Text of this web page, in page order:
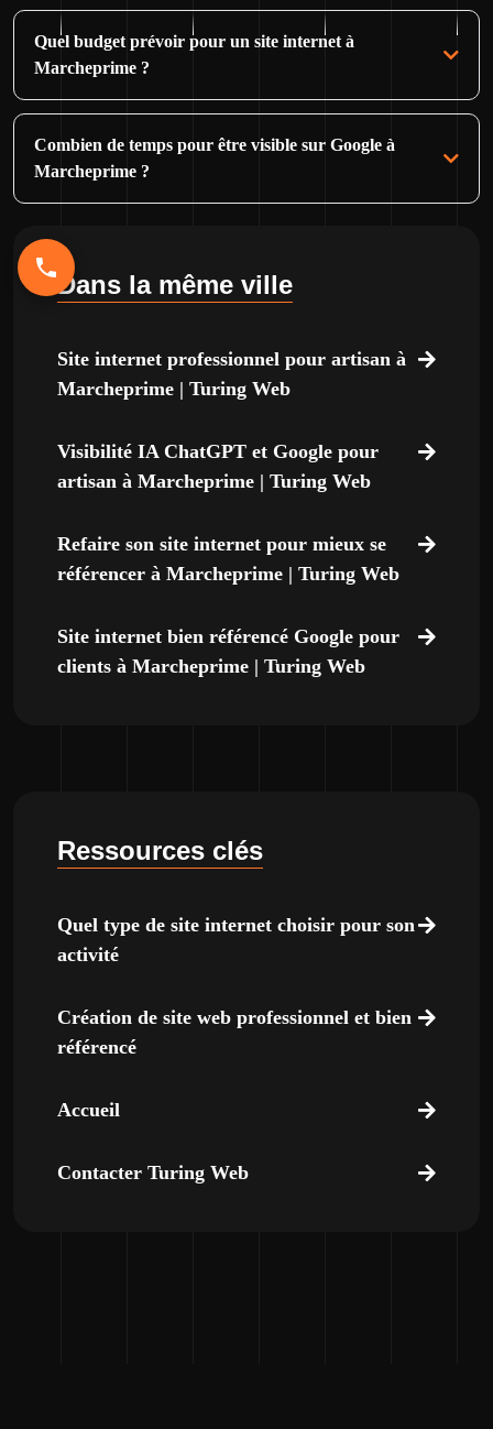
Quel budget prévoir pour un site internet à
Marcheprime ?
Combien de temps pour être visible sur Google à
Marcheprime ?
Dans la même ville
Site internet professionnel pour artisan à
Marcheprime | Turing Web
Visibilité IA ChatGPT et Google pour
artisan à Marcheprime | Turing Web
Refaire son site internet pour mieux se
référencer à Marcheprime | Turing Web
Site internet bien référencé Google pour
clients à Marcheprime | Turing Web
Ressources clés
Quel type de site internet choisir pour son
activité
Création de site web professionnel et bien
référencé
Accueil
Contacter Turing Web